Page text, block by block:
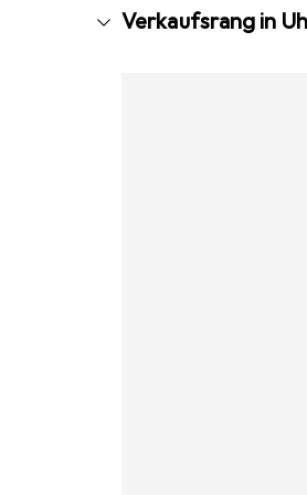
Verkaufsrang in